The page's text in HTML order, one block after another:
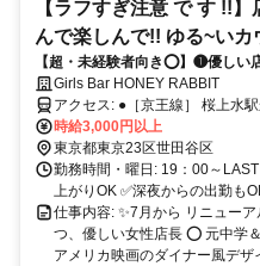
【ラフすぎ注意 で す !!
んで楽しんで!! ゆる~い
店長のお手伝い!!)
【超・未経験者向き⭕】❶優し
で高時給✨ ❸手ぶら出勤でハード
オシャレ空間✨ ❺楽しめればOK
Girls Bar HONEY RABBIT
アクセス: ●［京王線］ 桜上水駅から徒歩1分 ●［京王線］ 上北沢駅か
ら徒歩8分 ●［京王線/世田谷線
時給3,000円以上
東京都東京23区世田谷区
勤務時間・曜日: 19：00～
上がりOK ✅深夜からの出勤も
仕事内容: ✨7月から リニュー
つ、優しい女性店長 ⭕ 元中学
アメリカ映画のダイナー風デザ